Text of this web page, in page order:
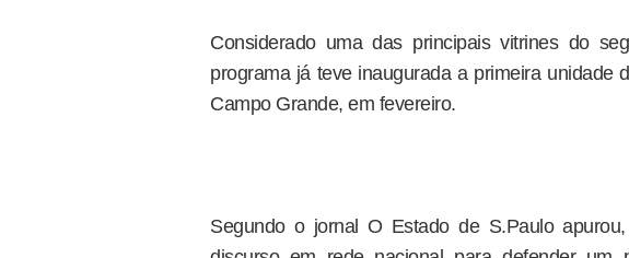
Considerado uma das principais vitrines do
programa já teve inaugurada a primeira unidade
Campo Grande, em fevereiro.
Segundo o jornal O Estado de S.Paulo